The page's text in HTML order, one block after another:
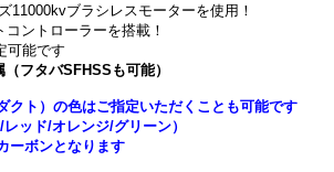
11000kvブラシレスモーターを使用！
ントローラーを搭載！
可能です
フタバSFHSSも可能）
クト）の色はご指定いただくことも可能です
ッド/オレンジ/グリーン）
ーボンとなります